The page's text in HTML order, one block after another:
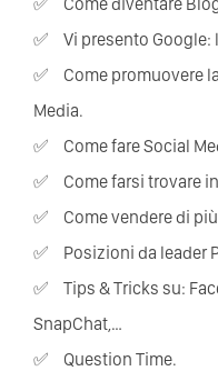
Vi presento
Come promuovere la propria immagine sui Social
Media.
Come fare Social
Come farsi trovare
Come vendere di
Posizioni da leader
Tips & Tricks su: Facebook, Instagram, Linkedin,
SnapChat,…
Question Time.